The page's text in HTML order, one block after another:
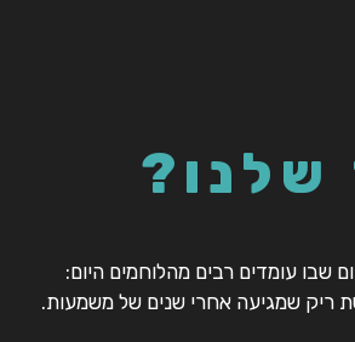
שלנו?
שבו עומדים רבים מהלוחמים היום:
ריק שמגיעה אחרי שנים של משמעות.